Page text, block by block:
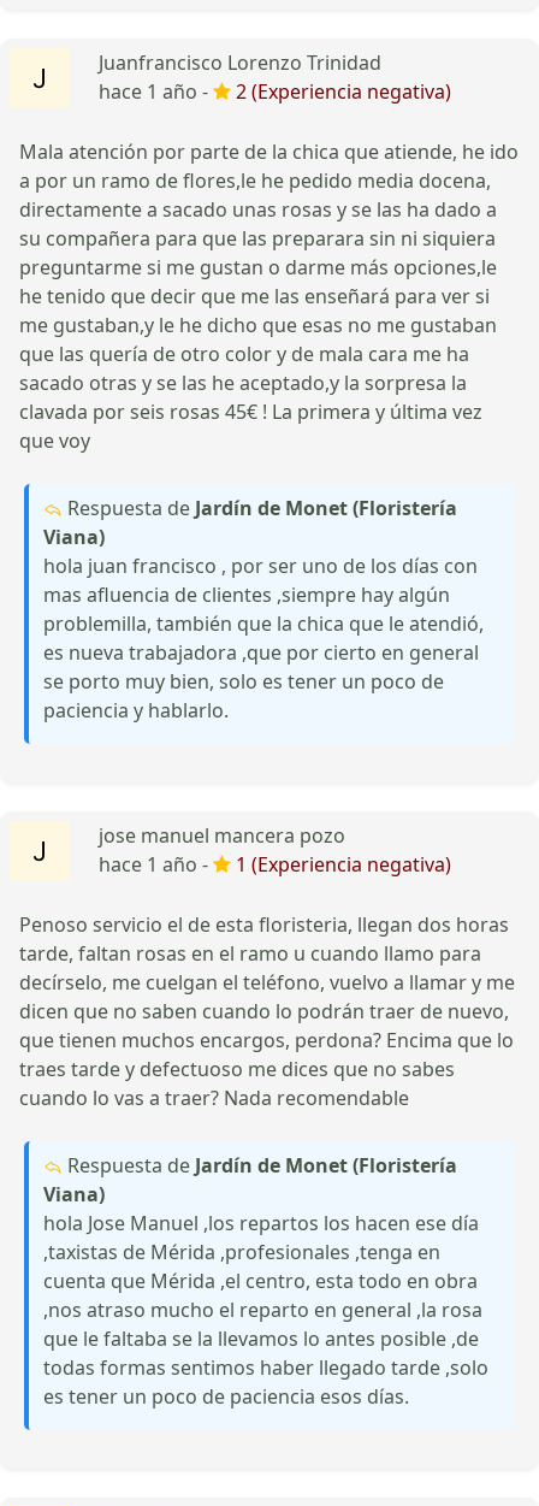
Juanfrancisco Lorenzo Trinidad
hace 1 año -
2 (Experiencia negativa)
Mala atención por parte de la chica que atiende, he ido
a por un ramo de flores,le he pedido media docena,
directamente a sacado unas rosas y se las ha dado a
su compañera para que las preparara sin ni siquiera
preguntarme si me gustan o darme más opciones,le
he tenido que decir que me las enseñará para ver si
me gustaban,y le he dicho que esas no me gustaban
que las quería de otro color y de mala cara me ha
sacado otras y se las he aceptado,y la sorpresa la
clavada por seis rosas 45€ ! La primera y última vez
que voy
Respuesta de Jardín de Monet (Floristería
Viana)
hola juan francisco , por ser uno de los días con
mas afluencia de clientes ,siempre hay algún
problemilla, también que la chica que le atendió,
es nueva trabajadora ,que por cierto en general
se porto muy bien, solo es tener un poco de
paciencia y hablarlo.
jose manuel mancera pozo
hace 1 año -
1 (Experiencia negativa)
Penoso servicio el de esta floristeria, llegan dos horas
tarde, faltan rosas en el ramo u cuando llamo para
decírselo, me cuelgan el teléfono, vuelvo a llamar y me
dicen que no saben cuando lo podrán traer de nuevo,
que tienen muchos encargos, perdona? Encima que lo
traes tarde y defectuoso me dices que no sabes
cuando lo vas a traer? Nada recomendable
Respuesta de Jardín de Monet (Floristería
Viana)
hola Jose Manuel ,los repartos los hacen ese día
,taxistas de Mérida ,profesionales ,tenga en
cuenta que Mérida ,el centro, esta todo en obra
,nos atraso mucho el reparto en general ,la rosa
que le faltaba se la llevamos lo antes posible ,de
todas formas sentimos haber llegado tarde ,solo
es tener un poco de paciencia esos días.